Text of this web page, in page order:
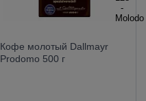
Кофе молотый Dallmayr
Prodomo 500 г